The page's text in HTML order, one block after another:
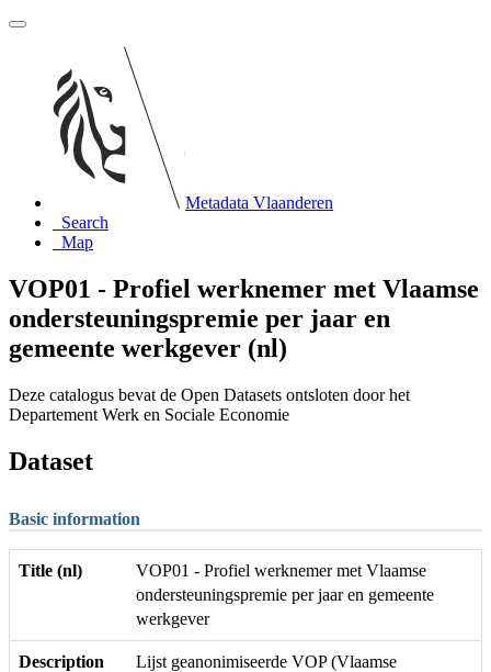
Metadata Vlaanderen
Search
Map
VOP01 - Profiel werknemer met Vlaamse
ondersteuningspremie per jaar en
gemeente werkgever (nl)
Deze catalogus bevat de Open Datasets ontsloten door het
Departement Werk en Sociale Economie
Dataset
Basic information
Title (nl)
VOP01 - Profiel werknemer met Vlaamse
ondersteuningspremie per jaar en gemeente
werkgever
Description
Lijst geanonimiseerde VOP (Vlaamse